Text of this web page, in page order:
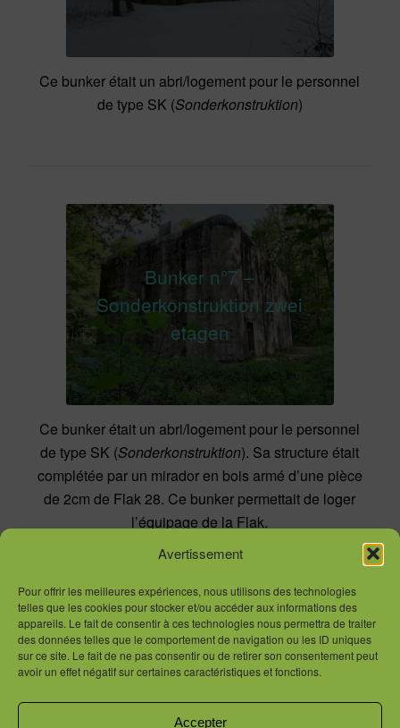
Avertissement
Pour offrir les meilleures expériences, nous utilisons des technologies
telles que les cookies pour stocker et/ou accéder aux informations des
appareils. Le fait de consentir à ces technologies nous permettra de traiter
des données telles que le comportement de navigation ou les ID uniques
sur ce site. Le fait de ne pas consentir ou de retirer son consentement peut
avoir un effet négatif sur certaines caractéristiques et fonctions.
Accepter
Ce bunker était un abri/logement pour le personnel
de type SK (Sonderkonstruktion)
Bunker n°7 –
Sonderkonstruktion zwei
etagen
Ce bunker était un abri/logement pour le personnel
de type SK (Sonderkonstruktion). Sa structure était
complétée par un mirador en bois armé d’une pièce
de 2cm de Flak 28. Ce bunker permettait de loger
l’équipage de la Flak.
Vous souhaitez réaliser une visite des bunkers de
Pignerolle ? N’hésitez pas à vous rendre sur la page
visiteet à nouscontacterpour réserver votre visite !